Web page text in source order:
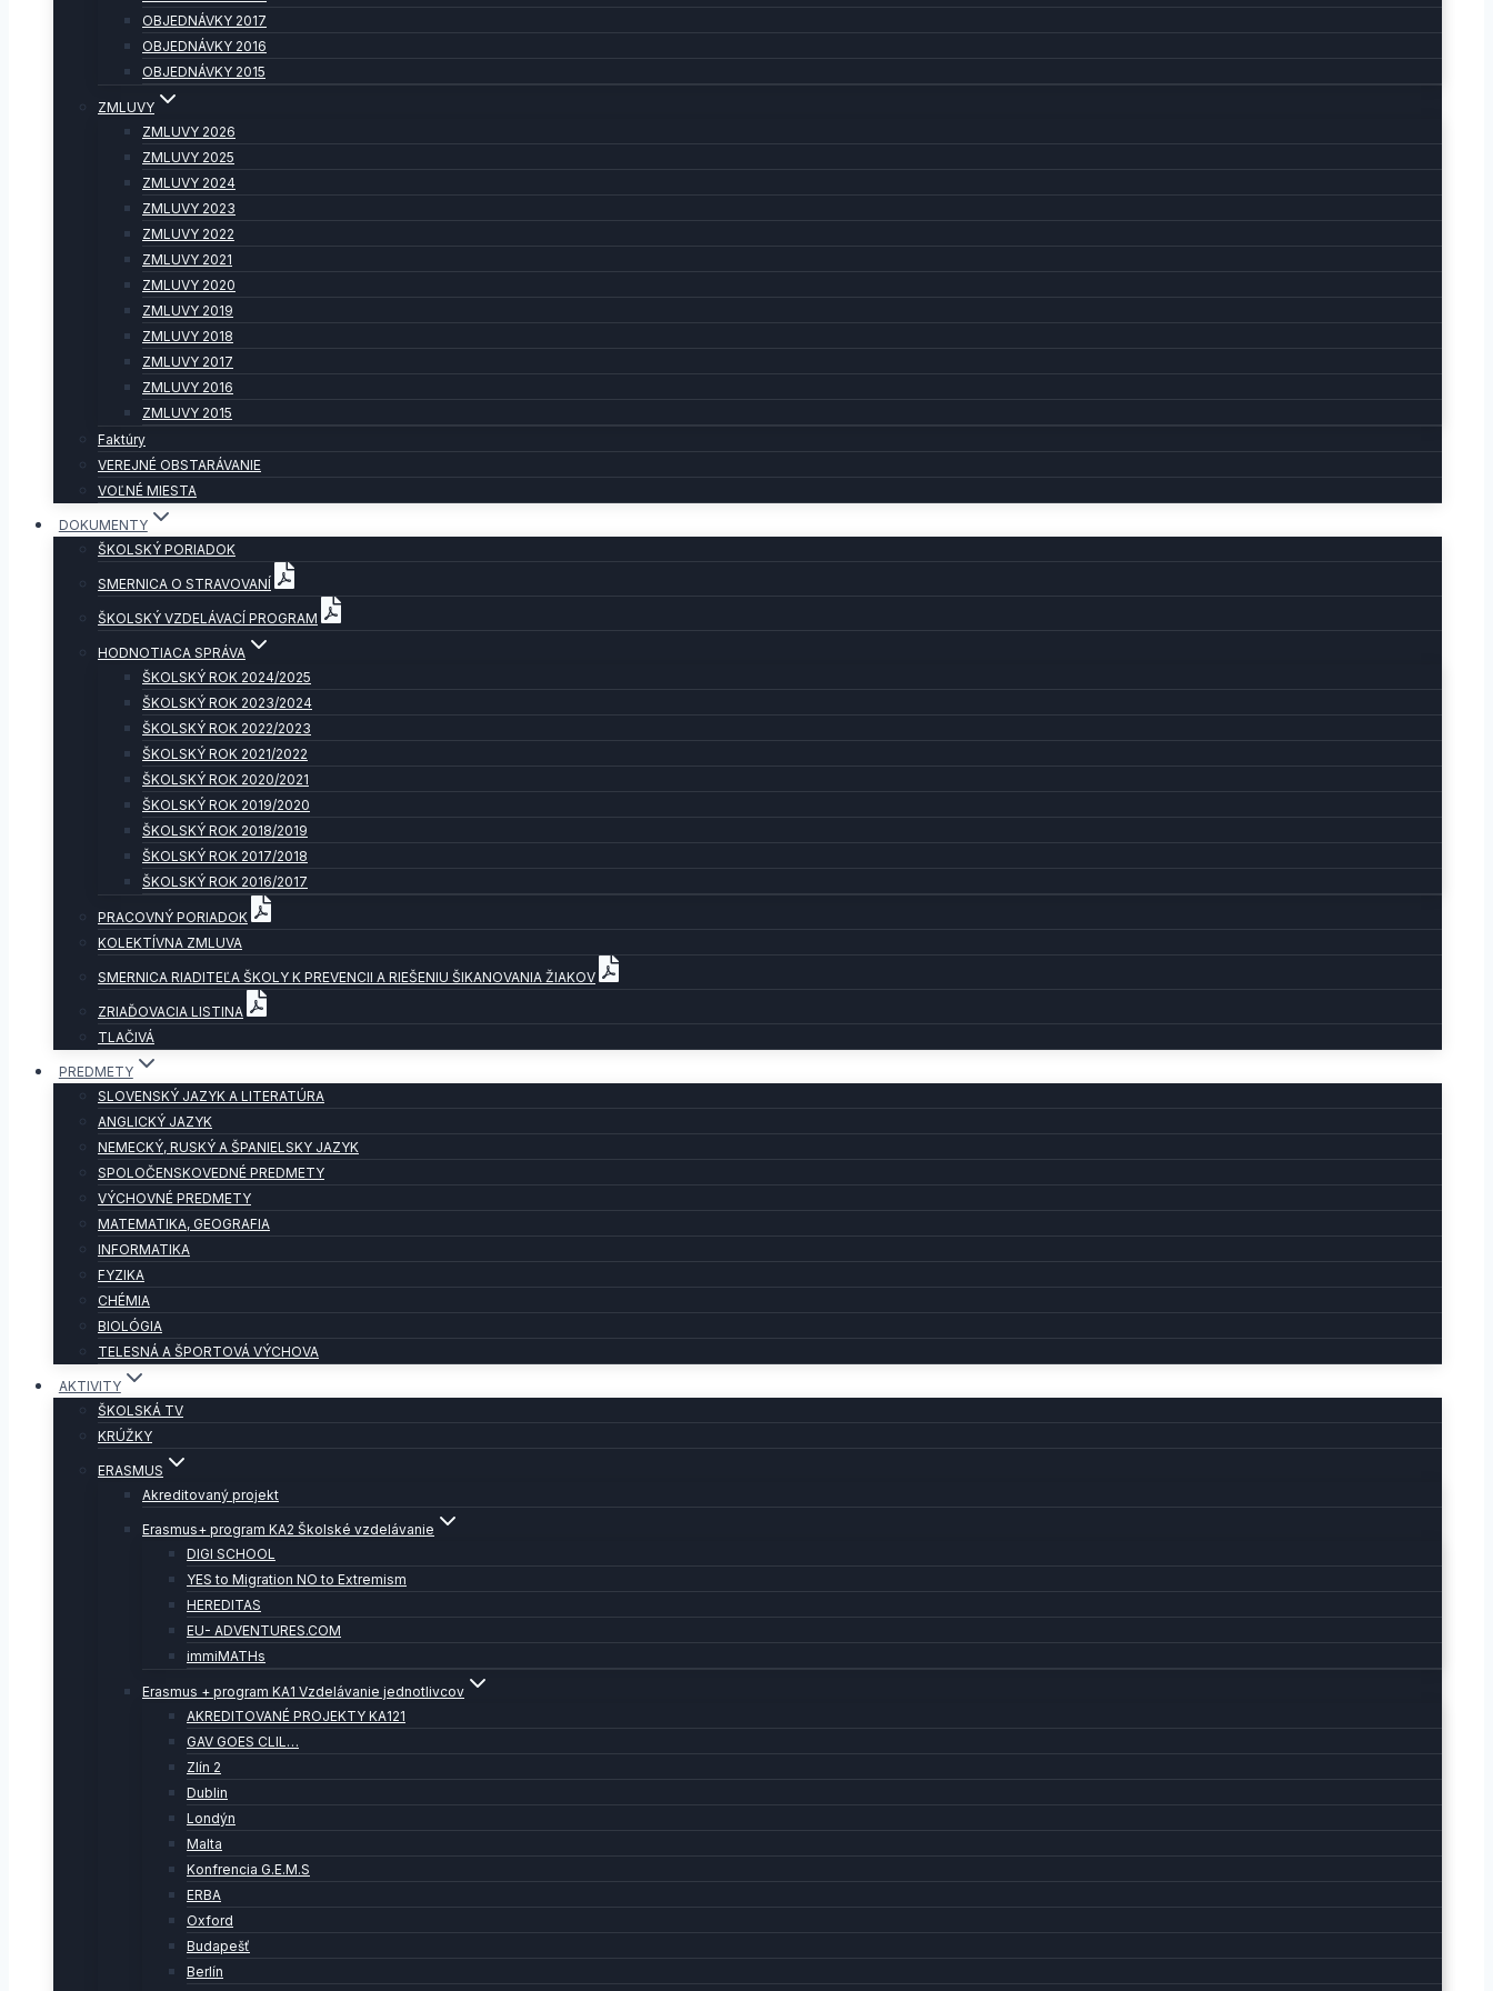
OBJEDNÁVKY 2017
OBJEDNÁVKY 2016
OBJEDNÁVKY 2015
ZMLUVY
ZMLUVY 2026
ZMLUVY 2025
ZMLUVY 2024
ZMLUVY 2023
ZMLUVY 2022
ZMLUVY 2021
ZMLUVY 2020
ZMLUVY 2019
ZMLUVY 2018
ZMLUVY 2017
ZMLUVY 2016
ZMLUVY 2015
Faktúry
VEREJNÉ OBSTARÁVANIE
VOĽNÉ MIESTA
DOKUMENTY
ŠKOLSKÝ PORIADOK
SMERNICA O STRAVOVANÍ
ŠKOLSKÝ VZDELÁVACÍ PROGRAM
HODNOTIACA SPRÁVA
ŠKOLSKÝ ROK 2024/2025
ŠKOLSKÝ ROK 2023/2024
ŠKOLSKÝ ROK 2022/2023
ŠKOLSKÝ ROK 2021/2022
ŠKOLSKÝ ROK 2020/2021
ŠKOLSKÝ ROK 2019/2020
ŠKOLSKÝ ROK 2018/2019
ŠKOLSKÝ ROK 2017/2018
ŠKOLSKÝ ROK 2016/2017
PRACOVNÝ PORIADOK
KOLEKTÍVNA ZMLUVA
SMERNICA RIADITEĽA ŠKOLY K PREVENCII A RIEŠENIU ŠIKANOVANIA ŽIAKOV
ZRIAĎOVACIA LISTINA
TLAČIVÁ
PREDMETY
SLOVENSKÝ JAZYK A LITERATÚRA
ANGLICKÝ JAZYK
NEMECKÝ, RUSKÝ A ŠPANIELSKY JAZYK
SPOLOČENSKOVEDNÉ PREDMETY
VÝCHOVNÉ PREDMETY
MATEMATIKA, GEOGRAFIA
INFORMATIKA
FYZIKA
CHÉMIA
BIOLÓGIA
TELESNÁ A ŠPORTOVÁ VÝCHOVA
AKTIVITY
ŠKOLSKÁ TV
KRÚŽKY
ERASMUS
Akreditovaný projekt
Erasmus+ program KA2 Školské vzdelávanie
DIGI SCHOOL
YES to Migration NO to Extremism
HEREDITAS
EU- ADVENTURES.COM
immiMATHs
Erasmus + program KA1 Vzdelávanie jednotlivcov
AKREDITOVANÉ PROJEKTY KA121
GAV GOES CLIL…
Zlín 2
Dublin
Londýn
Malta
Konfrencia G.E.M.S
ERBA
Oxford
Budapešť
Berlín